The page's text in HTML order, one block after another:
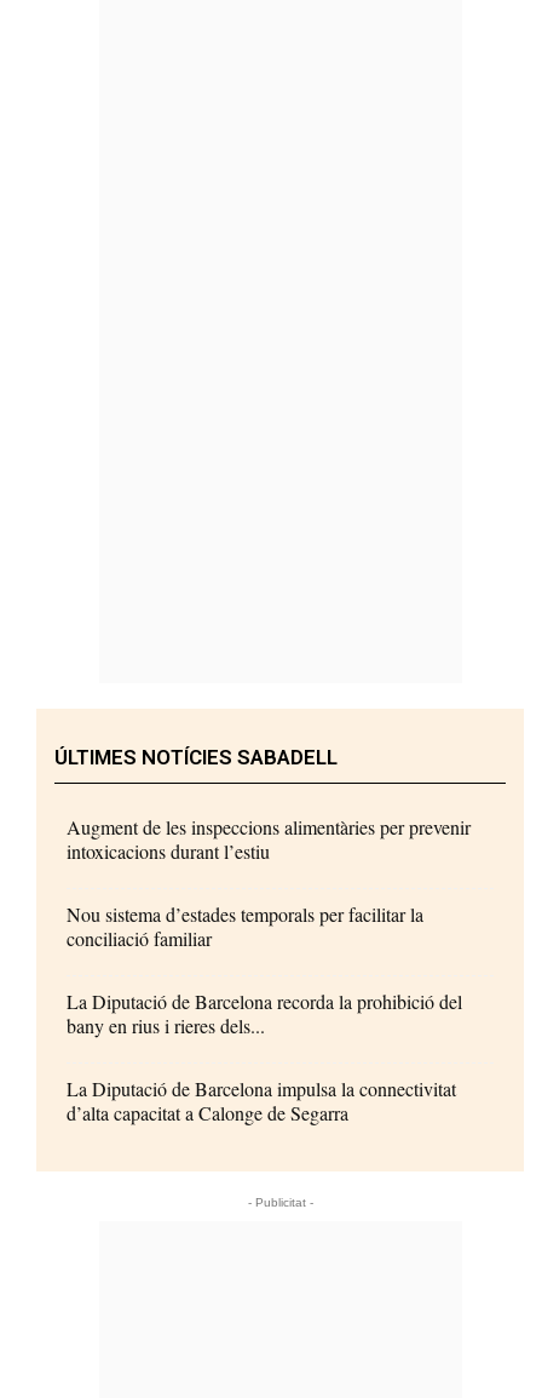
ÚLTIMES NOTÍCIES SABADELL
Augment de les inspeccions alimentàries per prevenir
intoxicacions durant l’estiu
Nou sistema d’estades temporals per facilitar la
conciliació familiar
La Diputació de Barcelona recorda la prohibició del
bany en rius i rieres dels...
La Diputació de Barcelona impulsa la connectivitat
d’alta capacitat a Calonge de Segarra
- Publicitat -